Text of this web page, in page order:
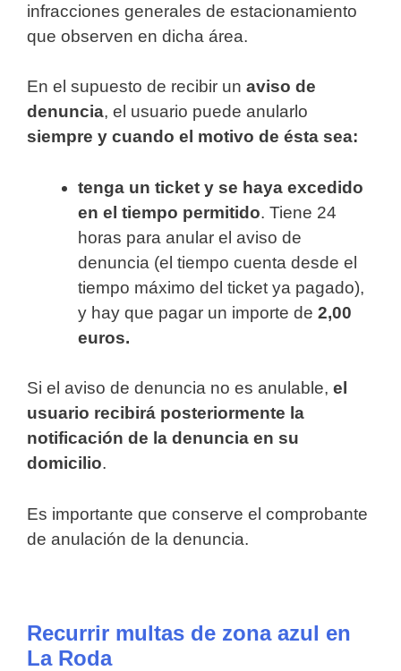
infracciones generales de estacionamiento
que observen en dicha área.
En el supuesto de recibir un aviso de
denuncia, el usuario puede anularlo
siempre y cuando el motivo de ésta sea:
tenga un ticket y se haya excedido
en el tiempo permitido. Tiene 24
horas para anular el aviso de
denuncia (el tiempo cuenta desde el
tiempo máximo del ticket ya pagado),
y hay que pagar un importe de 2,00
euros.
Si el aviso de denuncia no es anulable, el
usuario recibirá posteriormente la
notificación de la denuncia en su
domicilio.
Es importante que conserve el comprobante
de anulación de la denuncia.
Recurrir multas de zona azul en
La Roda